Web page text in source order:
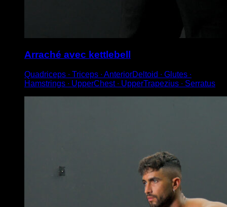
Arraché avec kettlebell
Quadriceps ∙ Triceps ∙ AnteriorDeltoid ∙ Glutes ∙
Hamstrings ∙ UpperChest ∙ UpperTrapezius ∙ Serratus